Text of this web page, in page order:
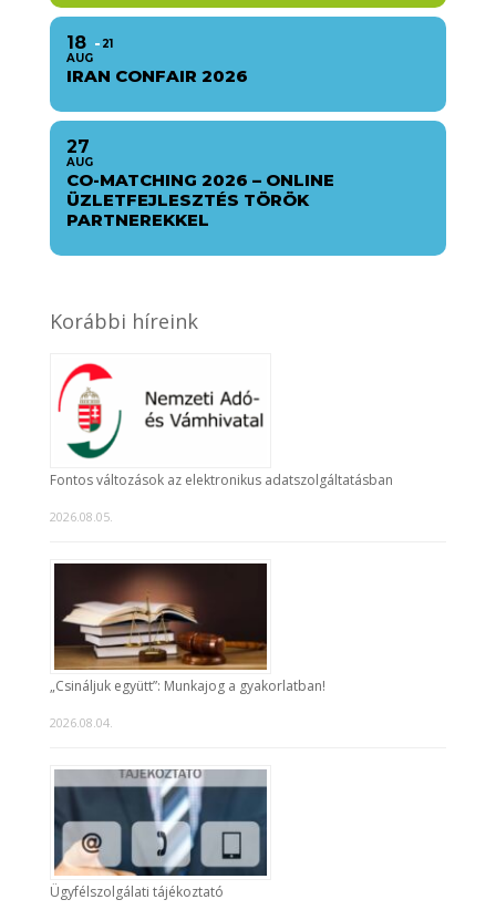
18
AUG
21
IRAN CONFAIR 2026
27
AUG
CO-MATCHING 2026 – ONLINE
ÜZLETFEJLESZTÉS TÖRÖK
PARTNEREKKEL
Korábbi híreink
Fontos változások az elektronikus adatszolgáltatásban
2026.08.05.
„Csináljuk együtt”: Munkajog a gyakorlatban!
2026.08.04.
Ügyfélszolgálati tájékoztató